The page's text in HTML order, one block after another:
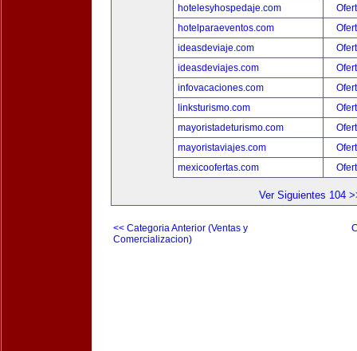
hotelesyhospedaje.com
hotelparaeventos.com
ideasdeviaje.com
ideasdeviajes.com
infovacaciones.com
linksturismo.com
mayoristadeturismo.com
mayoristaviajes.com
mexicoofertas.com
Ver Siguientes 104
<< Categoria Anterior (Ventas y
Comercializacion)